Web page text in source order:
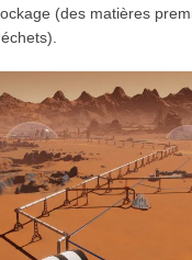
(des matières